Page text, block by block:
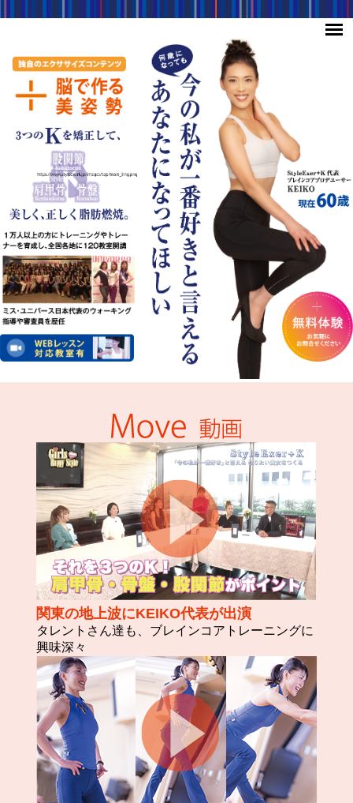
関東の地上波にKEIKO代表が出演
タレントさん達も、ブレインコアトレーニングに
興味深々